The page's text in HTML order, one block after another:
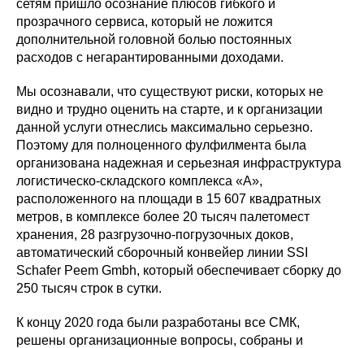
сетям пришло осознание плюсов гибкого и
прозрачного сервиса, который не ложится
дополнительной головной болью постоянных
расходов с негарантированными доходами.
Мы осознавали, что существуют риски, которых не
видно и трудно оценить на старте, и к организации
данной услуги отнеслись максимально серьезно.
Поэтому для полноценного фулфилмента была
организована надежная и серьезная инфраструктура
логистическо-складского комплекса «A»,
расположенного на площади в 15 607 квадратных
метров, в комплексе более 20 тысяч палетомест
хранения, 28 разгрузочно-погрузочных доков,
автоматический сборочный конвейер линии SSI
Schafer Peem Gmbh, который обеспечивает сборку до
250 тысяч строк в сутки.
К концу 2020 года были разработаны все СМК,
решены организационные вопросы, собраны и